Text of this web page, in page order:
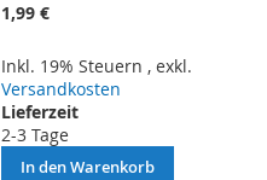
1,99 €
Inkl. 19% Steuern ,exkl.
Versandkosten
Lieferzeit
2-3 Tage
In den Warenkorb